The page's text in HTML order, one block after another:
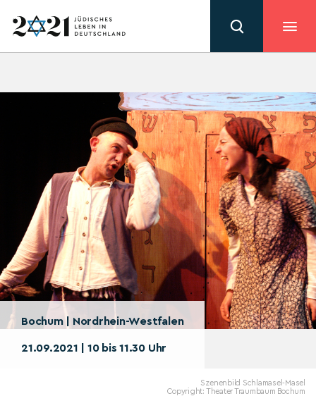
Bochum | Nordrhein-Westfalen
21.09.2021 | 10 bis 11.30 Uhr
Szenenbild Schlamasel-Masel
Copyright: Theater Traumbaum Bochum